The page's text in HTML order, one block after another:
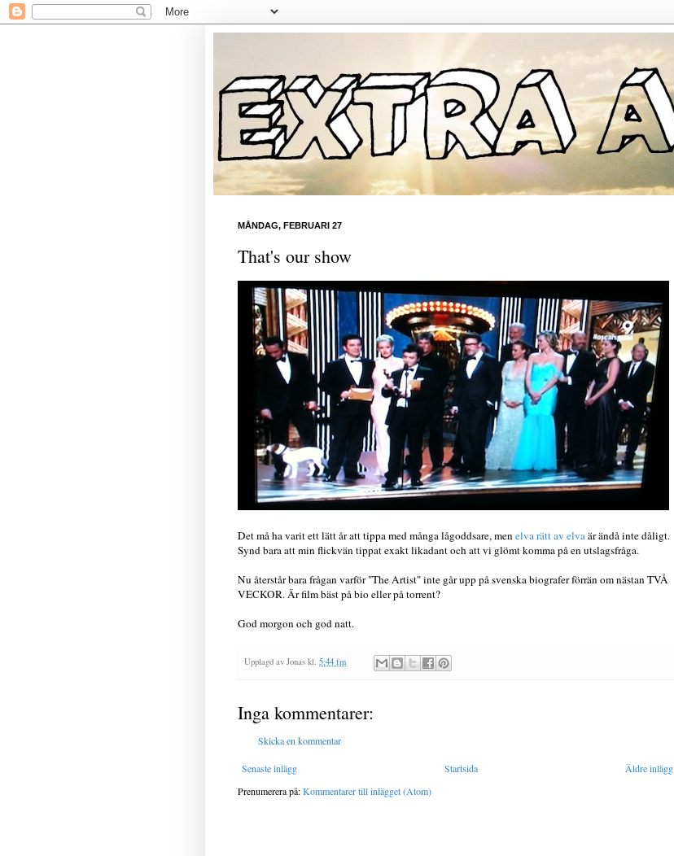
MÅNDAG, FEBRUARI 27
That's our show
Det må ha varit ett lätt år att tippa med många lågoddsare, menelva rätt av elvaär ändå inte dåligt.
Synd bara att min flickvän tippat exakt likadant och att vi glömt komma på en utslagsfråga.
Nu återstår bara frågan varför "The Artist" inte går upp på svenska biografer förrän om nästan TVÅ
VECKOR. Är film bäst på bio eller på torrent?
God morgon och god natt.
Upplagd av Jonas kl. 5:44 fm
Inga kommentarer:
Skicka en kommentar
Senaste inlägg Äldre inlägg
Startsida
Prenumerera på:Kommentarer till inlägget (Atom)